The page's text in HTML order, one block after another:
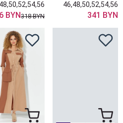
BYN318 BYN
46,48,50,52,54,56
341 BYN